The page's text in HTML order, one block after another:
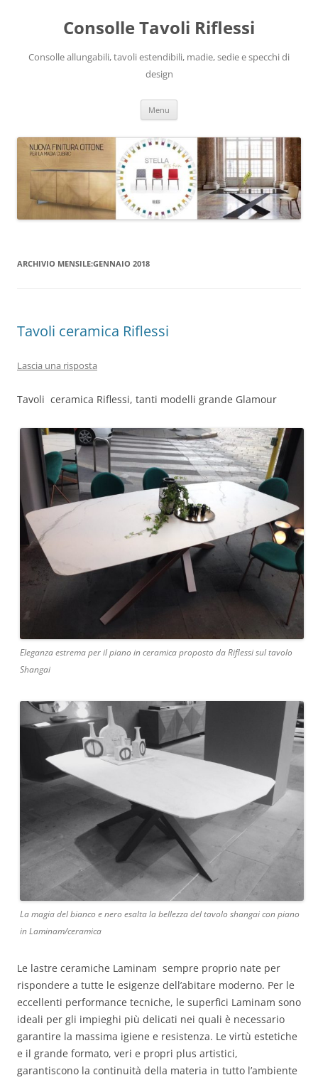
contenutoConsolle Tavoli Riflessi
Consolle allungabili, tavoli estendibili, madie, sedie e specchi di
design
Menu
ARCHIVIO MENSILE:GENNAIO 2018
Tavoli ceramica Riflessi
Lascia una risposta
Tavoli ceramica Riflessi, tanti modelli grande Glamour
Eleganza estrema per il piano in ceramica proposto da Riflessi sul tavolo
Shangai
La magia del bianco e nero esalta la bellezza del tavolo shangai con piano
in Laminam/ceramica
Le lastre ceramiche Laminam sempre proprio nate per
rispondere a tutte le esigenze dell’abitare moderno. Per le
eccellenti performance tecniche, le superfici Laminam sono
ideali per gli impieghi più delicati nei quali è necessario
garantire la massima igiene e resistenza. Le virtù estetiche
e il grande formato, veri e propri plus artistici,
garantiscono la continuità della materia in tutto l’ambiente